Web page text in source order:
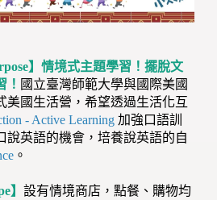
】情境式主題學習！擺脫文
！ 國立臺灣師範大學與國際美國
美國生活營，希望透過生活化互
- Active Learning 加強口語訓
說英語的機會，培養說英語的自
。
】設有情境商店，點餐、購物均